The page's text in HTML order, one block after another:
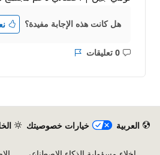
هل كانت هذه الإجابة مفيدة؟
0 تعليقات ليست
التقرير
العربية خيارات خصوصيتك